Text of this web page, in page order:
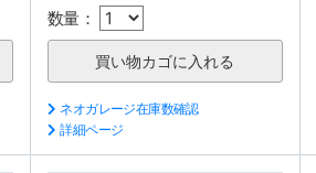
数量：
ネオガレージ在庫数確認
詳細ページ